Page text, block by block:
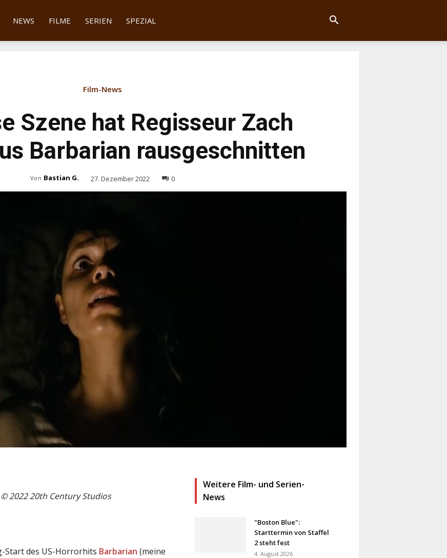
NEWS FILME SERIEN SPEZIAL
Film-News
Szene hat Regisseur Zach
Barbarian rausgeschnitten
Von Bastian G. 27. Dezember 2022 0
2022 20th Century Studios
Start des US-Horrorhits Barbarian (meine
Weitere Film- und Serien-
News
"Boston Blue":
Starttermin von Staffel
2 steht fest
4. August 2026